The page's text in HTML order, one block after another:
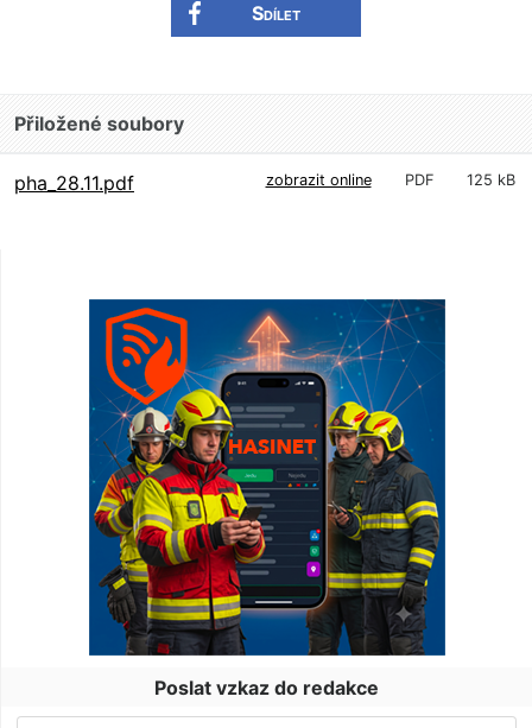
Sdílet
Přiložené soubory
pha_28.11.pdf zobrazit online PDF 125 kB
Poslat vzkaz do redakce